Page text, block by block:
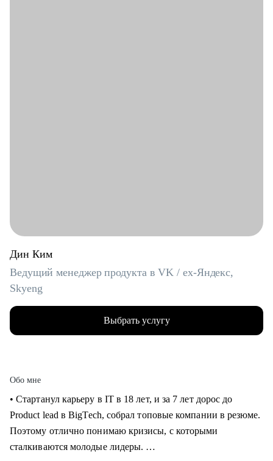
Дин Ким
Ведущий менеджер продукта в VK / ex-Яндекс,
Skyeng
Выбрать услугу
Обо мне
• Стартанул карьеру в IT в 18 лет, и за 7 лет дорос до
Product lead в BigTech, собрал топовые компании в резюме.
Поэтому отлично понимаю кризисы, с которыми
сталкиваются молодые лидеры.